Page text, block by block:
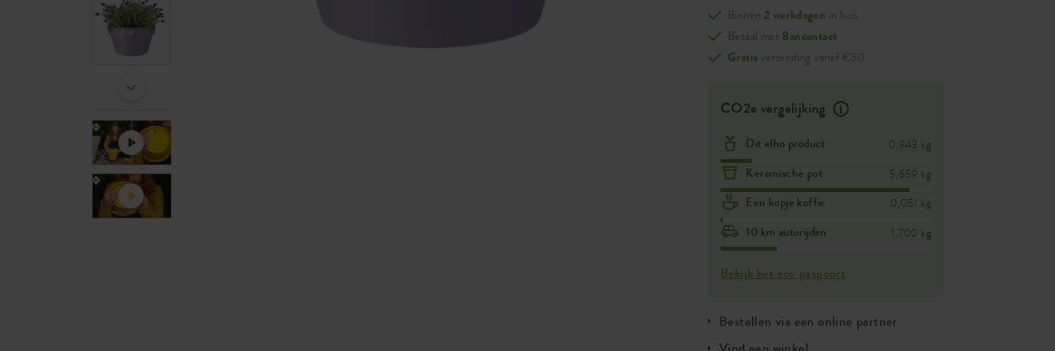
Binnen 2 werkdagen in huis
Betaal met Bancontact
Gratis verzending vanaf €50
CO2e vergelijking
Dit elho product 0,943 kg
Keramische pot 5,659 kg
Een kopje koffie 0,051 kg
10 km autorijden 1,700 kg
Bekijk het eco paspoort
Bestellen via een online partner